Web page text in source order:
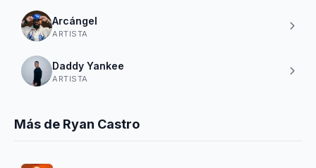
Arcángel
ARTISTA
Daddy Yankee
ARTISTA
Más de Ryan Castro